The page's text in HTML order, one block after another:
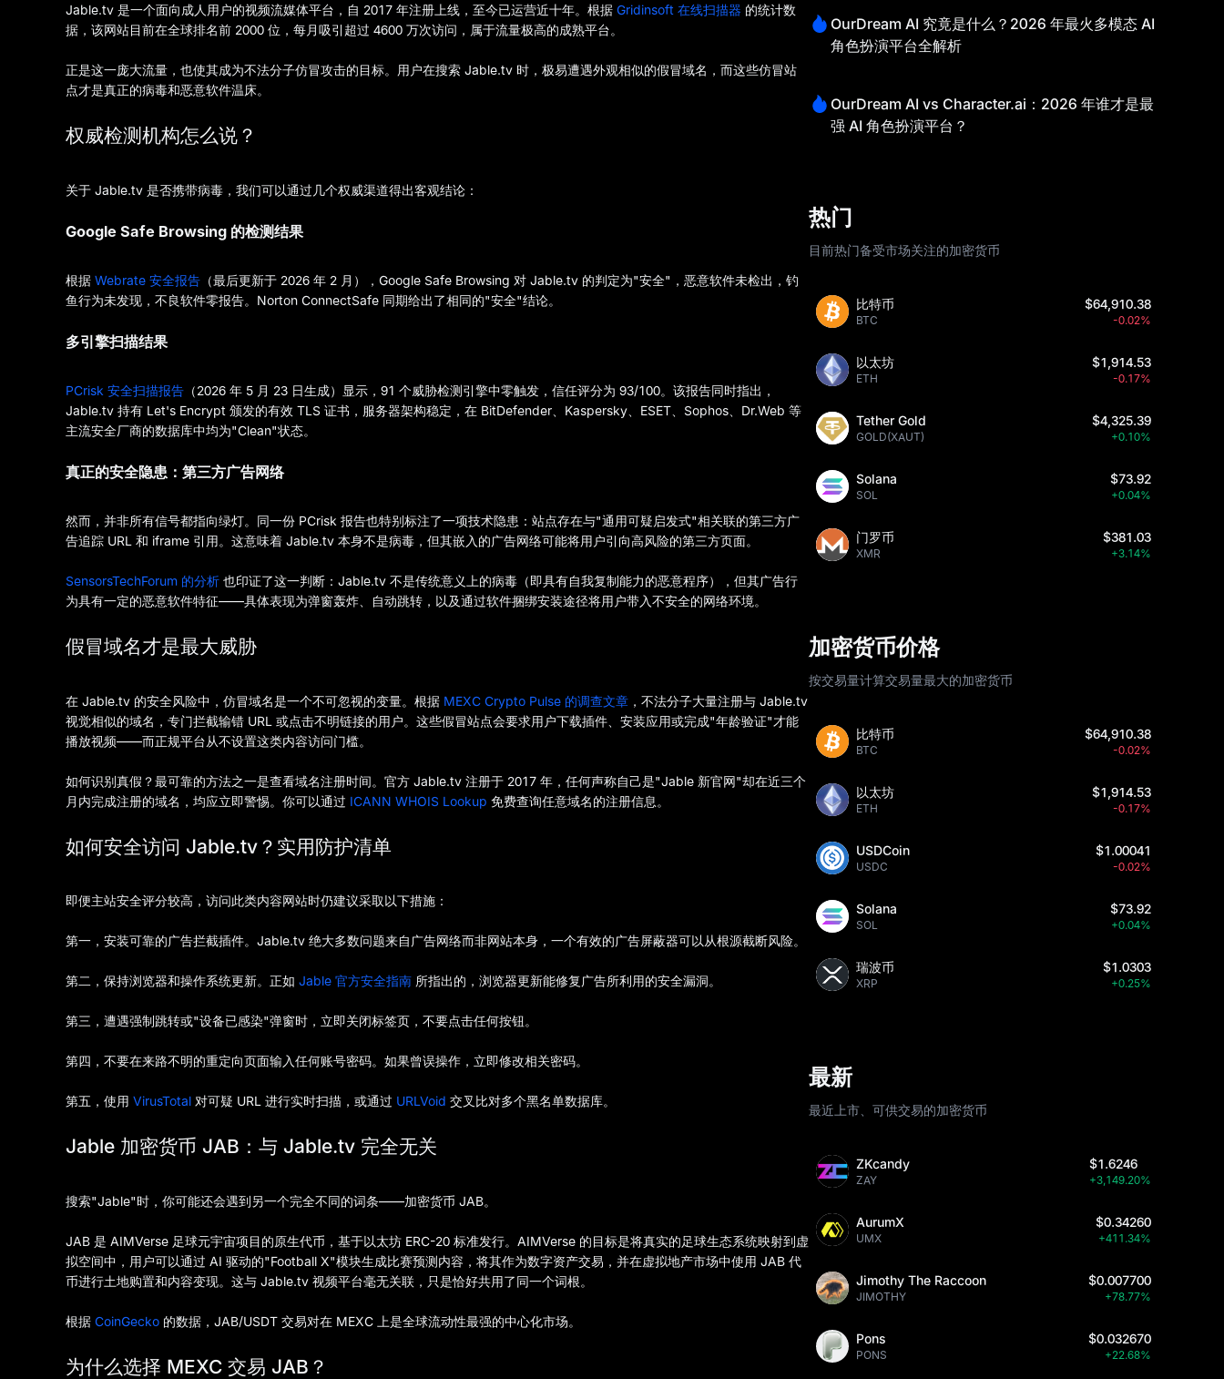
Jable.tv 是一个面向成人用户的视频流媒体平台，自 2017 年注册上线，至今已运营近十年。根据 Gridinsoft 在线扫描器 的统计数
据，该网站目前在全球排名前 2000 位，每月吸引超过 4600 万次访问，属于流量极高的成熟平台。
正是这一庞大流量，也使其成为不法分子仿冒攻击的目标。用户在搜索 Jable.tv 时，极易遭遇外观相似的假冒域名，而这些仿冒站
点才是真正的病毒和恶意软件温床。
权威检测机构怎么说？
关于 Jable.tv 是否携带病毒，我们可以通过几个权威渠道得出客观结论：
Google Safe Browsing 的检测结果
根据 Webrate 安全报告 （最后更新于 2026 年 2 月），Google Safe Browsing 对 Jable.tv 的判定为"安全"，恶意软件未检出，钓
鱼行为未发现，不良软件零报告。Norton ConnectSafe 同期给出了相同的"安全"结论。
多引擎扫描结果
PCrisk 安全扫描报告 （2026 年 5 月 23 日生成）显示，91 个威胁检测引擎中零触发，信任评分为 93/100。该报告同时指出，
Jable.tv 持有 Let's Encrypt 颁发的有效 TLS 证书，服务器架构稳定，在 BitDefender、Kaspersky、ESET、Sophos、Dr.Web 等
主流安全厂商的数据库中均为"Clean"状态。
真正的安全隐患：第三方广告网络
然而，并非所有信号都指向绿灯。同一份 PCrisk 报告也特别标注了一项技术隐患：站点存在与"通用可疑启发式"相关联的第三方广
告追踪 URL 和 iframe 引用。这意味着 Jable.tv 本身不是病毒，但其嵌入的广告网络可能将用户引向高风险的第三方页面。
SensorsTechForum 的分析 也印证了这一判断：Jable.tv 不是传统意义上的病毒（即具有自我复制能力的恶意程序），但其广告行
为具有一定的恶意软件特征——具体表现为弹窗轰炸、自动跳转，以及通过软件捆绑安装途径将用户带入不安全的网络环境。
假冒域名才是最大威胁
在 Jable.tv 的安全风险中，仿冒域名是一个不可忽视的变量。根据 MEXC Crypto Pulse 的调查文章 ，不法分子大量注册与 Jable.tv
视觉相似的域名，专门拦截输错 URL 或点击不明链接的用户。这些假冒站点会要求用户下载插件、安装应用或完成"年龄验证"才能
播放视频——而正规平台从不设置这类内容访问门槛。
如何识别真假？最可靠的方法之一是查看域名注册时间。官方 Jable.tv 注册于 2017 年，任何声称自己是"Jable 新官网"却在近三个
月内完成注册的域名，均应立即警惕。你可以通过 ICANN WHOIS Lookup 免费查询任意域名的注册信息。
如何安全访问 Jable.tv？实用防护清单
即便主站安全评分较高，访问此类内容网站时仍建议采取以下措施：
第一，安装可靠的广告拦截插件。Jable.tv 绝大多数问题来自广告网络而非网站本身，一个有效的广告屏蔽器可以从根源截断风险。
第二，保持浏览器和操作系统更新。正如 Jable 官方安全指南 所指出的，浏览器更新能修复广告所利用的安全漏洞。
第三，遭遇强制跳转或"设备已感染"弹窗时，立即关闭标签页，不要点击任何按钮。
第四，不要在来路不明的重定向页面输入任何账号密码。如果曾误操作，立即修改相关密码。
第五，使用 VirusTotal 对可疑 URL 进行实时扫描，或通过 URLVoid 交叉比对多个黑名单数据库。
Jable 加密货币 JAB：与 Jable.tv 完全无关
搜索"Jable"时，你可能还会遇到另一个完全不同的词条——加密货币 JAB。
JAB 是 AIMVerse 足球元宇宙项目的原生代币，基于以太坊 ERC-20 标准发行。AIMVerse 的目标是将真实的足球生态系统映射到虚
拟空间中，用户可以通过 AI 驱动的"Football X"模块生成比赛预测内容，将其作为数字资产交易，并在虚拟地产市场中使用 JAB 代
币进行土地购置和内容变现。这与 Jable.tv 视频平台毫无关联，只是恰好共用了同一个词根。
根据 CoinGecko 的数据，JAB/USDT 交易对在 MEXC 上是全球流动性最强的中心化市场。
为什么选择 MEXC 交易 JAB？
OurDream AI 究竟是什么？2026 年最火多模态 AI
角色扮演平台全解析
OurDream AI vs Character.ai：2026 年谁才是最
强 AI 角色扮演平台？
热门
目前热门备受市场关注的加密货币
比特币
BTC
$64,910.38
-0.02%
以太坊
ETH
$1,914.53
-0.17%
Tether Gold
GOLD(XAUT)
$4,325.39
+0.10%
Solana
SOL
$73.92
+0.04%
门罗币
XMR
$381.03
+3.14%
加密货币价格
按交易量计算交易量最大的加密货币
比特币
BTC
$64,910.38
-0.02%
以太坊
ETH
$1,914.53
-0.17%
USDCoin
USDC
$1.00041
-0.02%
Solana
SOL
$73.92
+0.04%
瑞波币
XRP
$1.0303
+0.25%
最新
最近上市、可供交易的加密货币
ZKcandy
ZAY
$1.6246
+3,149.20%
AurumX
UMX
$0.34260
+411.34%
Jimothy The Raccoon
JIMOTHY
$0.007700
+78.77%
Pons
PONS
$0.032670
+22.68%